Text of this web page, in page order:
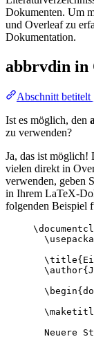
Dokumenten. Um
und Overleaf zu
Dokumentation.
abbrvdin in
Abschnitt betitelt
Ist es möglich, den
zu verwenden?
Ja, das ist möglich!
vielen direkt in
verwenden, geben
in Ihrem LaTeX-
folgenden Beispiel
\title
\author
\begin{
Neuere